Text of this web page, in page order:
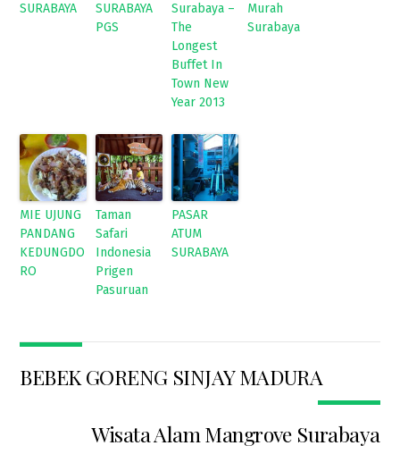
SURABAYA
SURABAYA
PGS
Surabaya –
The
Longest
Buffet In
Town New
Year 2013
Murah
Surabaya
MIE UJUNG
PANDANG
KEDUNGDO
RO
Taman
Safari
Indonesia
Prigen
Pasuruan
PASAR
ATUM
SURABAYA
BEBEK GORENG SINJAY MADURA
Wisata Alam Mangrove Surabaya